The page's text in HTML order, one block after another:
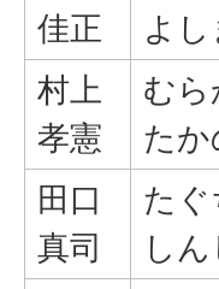
佳正
よし
村上
孝憲
むら
たか
田口
真司
たぐ
しん